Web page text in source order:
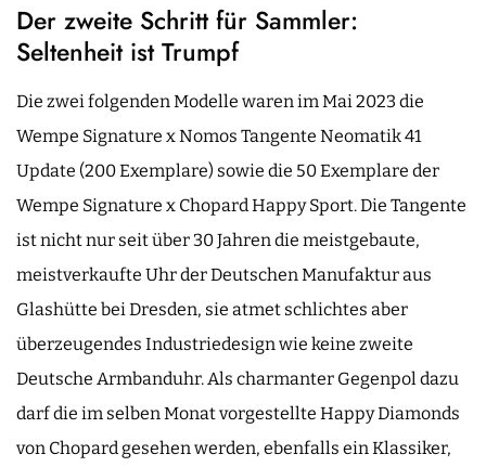
Der zweite Schritt für Sammler:
Seltenheit ist Trumpf
Die zwei folgenden Modelle waren im Mai 2023 die
Wempe Signature x Nomos Tangente Neomatik 41
Update (200 Exemplare) sowie die 50 Exemplare der
Wempe Signature x Chopard Happy Sport. Die Tangente
ist nicht nur seit über 30 Jahren die meistgebaute,
meistverkaufte Uhr der Deutschen Manufaktur aus
Glashütte bei Dresden, sie atmet schlichtes aber
überzeugendes Industriedesign wie keine zweite
Deutsche Armbanduhr. Als charmanter Gegenpol dazu
darf die im selben Monat vorgestellte Happy Diamonds
von Chopard gesehen werden, ebenfalls ein Klassiker,